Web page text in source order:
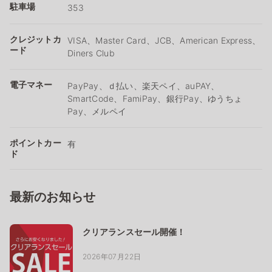
駐車場 353
クレジットカ
ード
VISA、Master Card、JCB、American Express、
Diners Club
電子マネー
PayPay、ｄ払い、楽天ペイ、auPAY、
SmartCode、FamiPay、銀行Pay、ゆうちょ
Pay、メルペイ
ポイントカー
ド
有
最新のお知らせ
クリアランスセール開催！
2026年07月22日